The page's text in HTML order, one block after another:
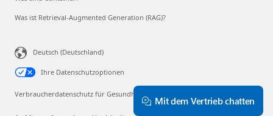
Was ist Retrieval-Augmented Generation (RAG)?
Deutsch (Deutschland)
Ihre Datenschutzoptionen
Verbraucherdatenschutz für Gesundheitsdaten
Mit dem Vertrieb chatten